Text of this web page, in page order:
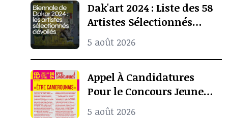
Dak'art 2024 : Liste des 58
Artistes Sélectionnés
Pour l’Exposition
Internationale De La
Biennale De Dakar
5 août 2026
Appel À Candidatures
Pour le Concours Jeunes
Espoirs 2024 (COJES)
5 août 2026